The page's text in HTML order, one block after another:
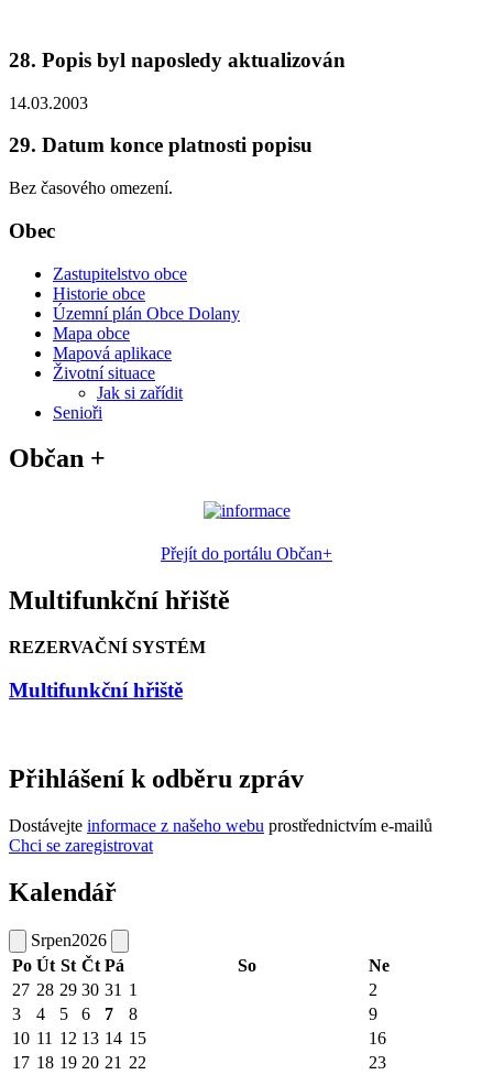
28. Popis byl naposledy aktualizován
14.03.2003
29. Datum konce platnosti popisu
Bez časového omezení.
Obec
Zastupitelstvo obce
Historie obce
Územní plán Obce Dolany
Mapa obce
Mapová aplikace
Životní situace
Jak si zařídit
Senioři
Občan +
Přejít do portálu Občan+
Multifunkční hřiště
REZERVAČNÍ SYSTÉM
Multifunkční hřiště
Přihlášení k odběru zpráv
Dostávejte informace z našeho webu prostřednictvím e-mailů
Chci se zaregistrovat
Kalendář
Srpen2026
Po Út St Čt Pá So
Ne
27 28 29 30 31 1
2
3
4 5 6 7 8
9
10 11 12 13 14 15
16
17 18 19 20 21 22
23